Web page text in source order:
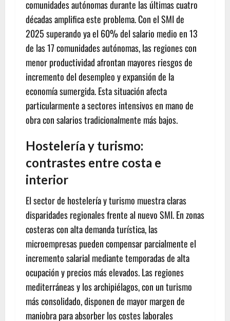
comunidades autónomas durante las últimas cuatro
décadas amplifica este problema. Con el SMI de
2025 superando ya el 60% del salario medio en 13
de las 17 comunidades autónomas, las regiones con
menor productividad afrontan mayores riesgos de
incremento del desempleo y expansión de la
economía sumergida. Esta situación afecta
particularmente a sectores intensivos en mano de
obra con salarios tradicionalmente más bajos.
Hostelería y turismo:
contrastes entre costa e
interior
El sector de hostelería y turismo muestra claras
disparidades regionales frente al nuevo SMI. En zonas
costeras con alta demanda turística, las
microempresas pueden compensar parcialmente el
incremento salarial mediante temporadas de alta
ocupación y precios más elevados. Las regiones
mediterráneas y los archipiélagos, con un turismo
más consolidado, disponen de mayor margen de
maniobra para absorber los costes laborales